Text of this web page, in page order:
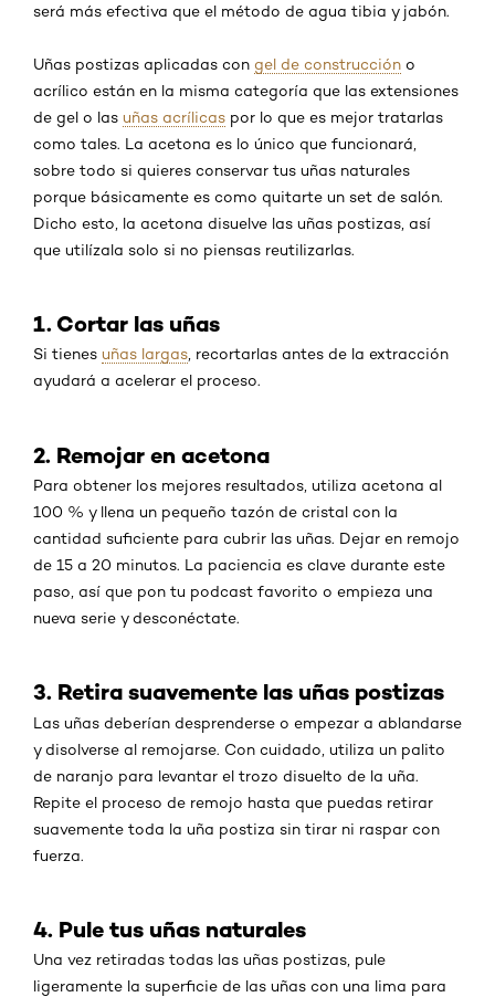
será más efectiva que el método de agua tibia y jabón.
Uñas postizas aplicadas con gel de construcción o
acrílico están en la misma categoría que las extensiones
de gel o las uñas acrílicas por lo que es mejor tratarlas
como tales. La acetona es lo único que funcionará,
sobre todo si quieres conservar tus uñas naturales
porque básicamente es como quitarte un set de salón.
Dicho esto, la acetona disuelve las uñas postizas, así
que utilízala solo si no piensas reutilizarlas.
1. Cortar las uñas
Si tienes uñas largas, recortarlas antes de la extracción
ayudará a acelerar el proceso.
2. Remojar en acetona
Para obtener los mejores resultados, utiliza acetona al
100 % y llena un pequeño tazón de cristal con la
cantidad suficiente para cubrir las uñas. Dejar en remojo
de 15 a 20 minutos. La paciencia es clave durante este
paso, así que pon tu podcast favorito o empieza una
nueva serie y desconéctate.
3. Retira suavemente las uñas postizas
Las uñas deberían desprenderse o empezar a ablandarse
y disolverse al remojarse. Con cuidado, utiliza un palito
de naranjo para levantar el trozo disuelto de la uña.
Repite el proceso de remojo hasta que puedas retirar
suavemente toda la uña postiza sin tirar ni raspar con
fuerza.
4. Pule tus uñas naturales
Una vez retiradas todas las uñas postizas, pule
ligeramente la superficie de las uñas con una lima para